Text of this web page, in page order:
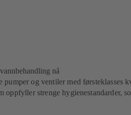
nå
og ventiler med førsteklasses
oppfyller strenge hygienestandarder,